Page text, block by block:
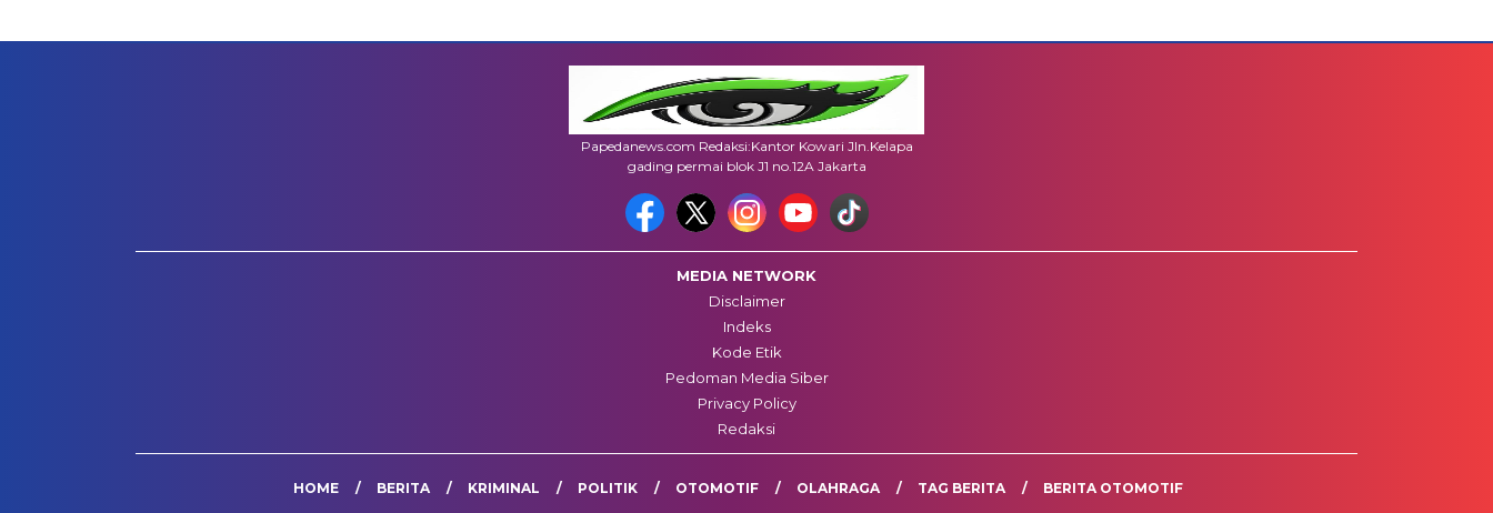
Papedanews.com Redaksi:Kantor Kowari Jln.Kelapa
gading permai blok J1 no.12A Jakarta
MEDIA NETWORK
Disclaimer
Indeks
Kode Etik
Pedoman Media Siber
Privacy Policy
Redaksi
HOME BERITA KRIMINAL POLITIK OTOMOTIF OLAHRAGA TAG BERITA BERITA OTOMOTIF